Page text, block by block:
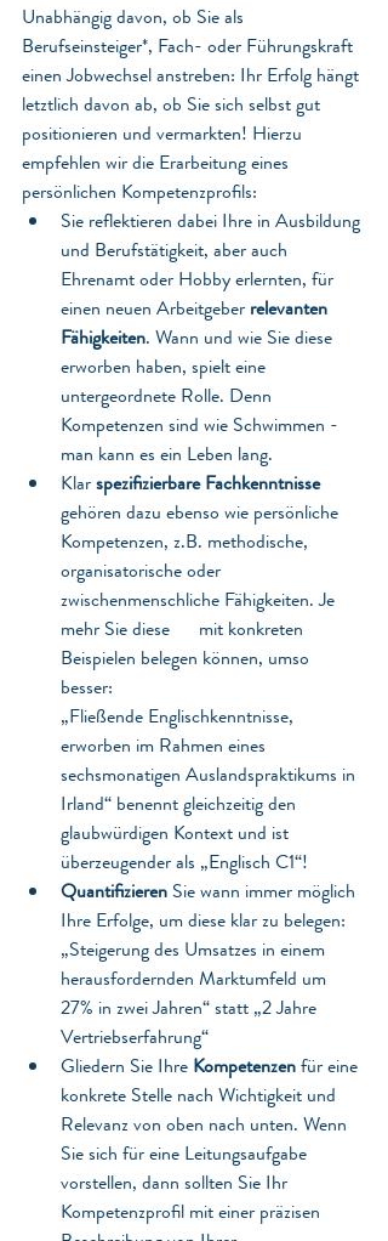
Unabhängig davon, ob Sie als
Berufseinsteiger*, Fach- oder Führungskraft
einen Jobwechsel anstreben: Ihr Erfolg hängt
letztlich davon ab, ob Sie sich selbst gut
positionieren und vermarkten! Hierzu
empfehlen wir die Erarbeitung eines
persönlichen Kompetenzprofils:
Sie reflektieren dabei Ihre in Ausbildung
und Berufstätigkeit, aber auch
Ehrenamt oder Hobby erlernten, für
einen neuen Arbeitgeber relevanten
Fähigkeiten. Wann und wie Sie diese
erworben haben, spielt eine
untergeordnete Rolle. Denn
Kompetenzen sind wie Schwimmen -
man kann es ein Leben lang.
Klar spezifizierbare Fachkenntnisse
gehören dazu ebenso wie persönliche
Kompetenzen, z.B. methodische,
organisatorische oder
zwischenmenschliche Fähigkeiten. Je
mehr Sie diese      mit konkreten
Beispielen belegen können, umso
besser:
„Fließende Englischkenntnisse,
erworben im Rahmen eines
sechsmonatigen Auslandspraktikums in
Irland“ benennt gleichzeitig den
glaubwürdigen Kontext und ist
überzeugender als „Englisch C1“!
Quantifizieren Sie wann immer möglich
Ihre Erfolge, um diese klar zu belegen:
„Steigerung des Umsatzes in einem
herausfordernden Marktumfeld um
27% in zwei Jahren“ statt „2 Jahre
Vertriebserfahrung“
Gliedern Sie Ihre Kompetenzen für eine
konkrete Stelle nach Wichtigkeit und
Relevanz von oben nach unten. Wenn
Sie sich für eine Leitungsaufgabe
vorstellen, dann sollten Sie Ihr
Kompetenzprofil mit einer präzisen